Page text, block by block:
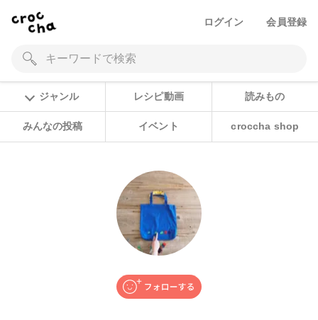
ログイン 会員登録
ジャンル レシピ動画 読みもの
みんなの投稿 イベント croccha shop